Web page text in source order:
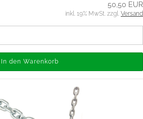
50,50 EUR
inkl. 19% MwSt. zzgl. Versand
In den Warenkorb